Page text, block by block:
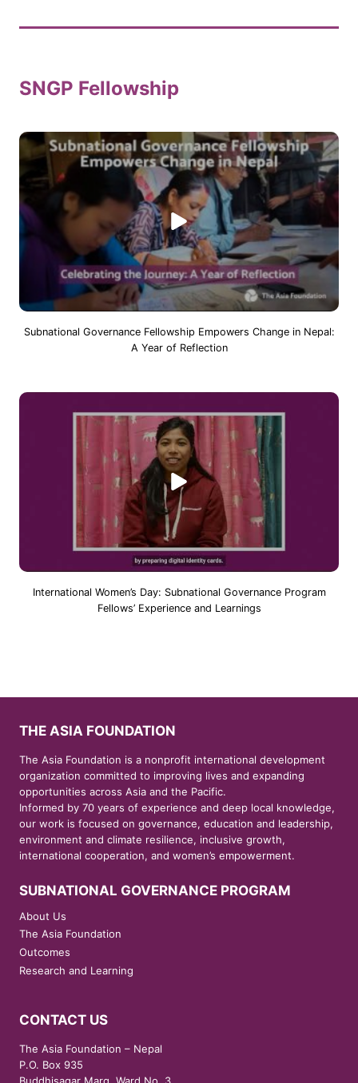
SNGP Fellowship
Subnational Governance Fellowship Empowers Change in Nepal:
A Year of Reflection
International Women’s Day: Subnational Governance Program
Fellows’ Experience and Learnings
THE ASIA FOUNDATION
The Asia Foundation is a nonprofit international development
organization committed to improving lives and expanding
opportunities across Asia and the Pacific.
Informed by 70 years of experience and deep local knowledge,
our work is focused on governance, education and leadership,
environment and climate resilience, inclusive growth,
international cooperation, and women’s empowerment.
SUBNATIONAL GOVERNANCE PROGRAM
About Us
The Asia Foundation
Outcomes
Research and Learning
CONTACT US
The Asia Foundation – Nepal
P.O. Box 935